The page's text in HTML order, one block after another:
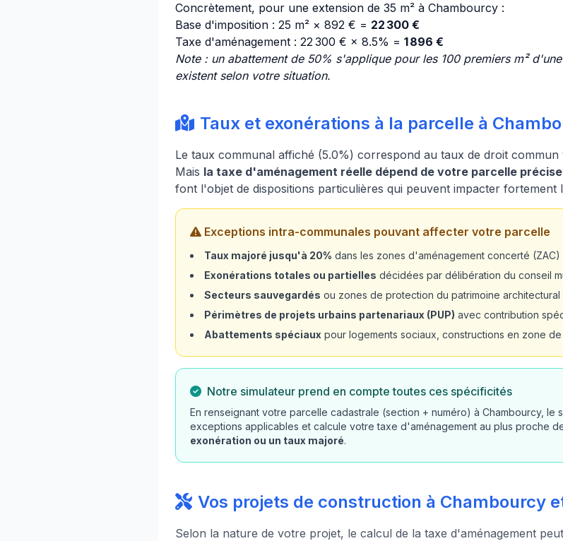
Concrètement, pour une extension de 35 m² à Chambourcy :
Base d'imposition : 25 m² × 892 € = 22 300 €
Taxe d'aménagement : 22 300 € × 8.5% = 1 896 €
Note : un abattement de 50% s'applique pour les 100 premiers m²
existent selon votre situation.
Taux et exonérations à la parcelle à
Le taux communal affiché (5.0%) correspond au taux de droit
Mais la taxe d'aménagement réelle dépend de votre parcelle précise
font l'objet de dispositions particulières qui peuvent impacter fortement
Exceptions intra-communales pouvant affecter votre parcelle
Taux majoré jusqu'à 20% dans les zones d'aménagement concerté (ZAC)
Exonérations totales ou partielles décidées par délibération du conseil
Secteurs sauvegardés ou zones de protection du patrimoine architectural
Périmètres de projets urbains partenariaux (PUP) avec contribution
Abattements spéciaux pour logements sociaux, constructions en zone
Notre simulateur prend en compte toutes ces spécificités
En renseignant votre parcelle cadastrale (section + numéro) à Chambourcy, le
exceptions applicables et calcule votre taxe d'aménagement au plus proche
exonération ou un taux majoré.
Vos projets de construction à Chambourcy
Selon la nature de votre projet, le calcul de la taxe d'aménagement